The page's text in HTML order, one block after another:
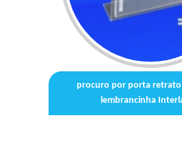
procuro por porta retrato
lembrancinha